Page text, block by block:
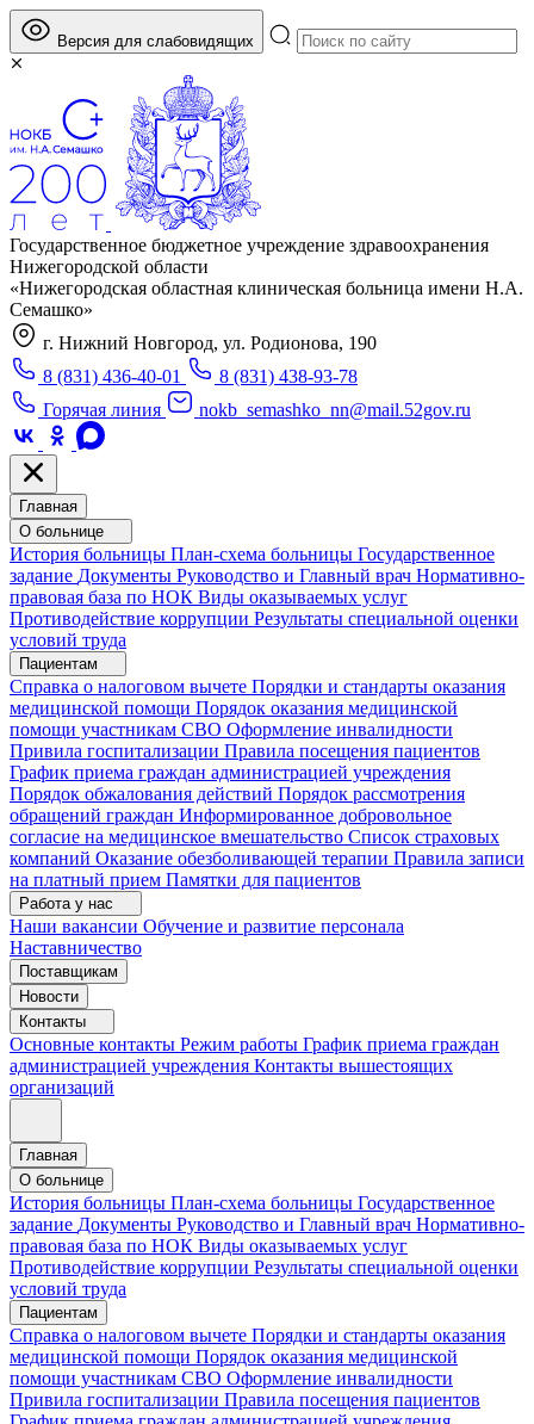
Версия для слабовидящих
Государственное бюджетное учреждение здравоохранения
Нижегородской области
«Нижегородская областная клиническая больница имени Н.А.
Семашко»
г. Нижний Новгород, ул. Родионова, 190
8 (831) 436-40-01
8 (831) 438-93-78
Горячая линия
nokb_semashko_nn@mail.52gov.ru
Главная
О больнице
История больницы План-схема больницы Государственное
задание Документы Руководство и Главный врач Нормативно-
правовая база по НОК Виды оказываемых услуг
Противодействие коррупции Результаты специальной оценки
условий труда
Пациентам
Справка о налоговом вычете Порядки и стандарты оказания
медицинской помощи Порядок оказания медицинской
помощи участникам СВО Оформление инвалидности
Привила госпитализации Правила посещения пациентов
График приема граждан администрацией учреждения
Порядок обжалования действий Порядок рассмотрения
обращений граждан Информированное добровольное
согласие на медицинское вмешательство Список страховых
компаний Оказание обезболивающей терапии Правила записи
на платный прием Памятки для пациентов
Работа у нас
Наши вакансии Обучение и развитие персонала
Наставничество
Поставщикам
Новости
Контакты
Основные контакты Режим работы График приема граждан
администрацией учреждения Контакты вышестоящих
организаций
Главная
О больнице
История больницы План-схема больницы Государственное
задание Документы Руководство и Главный врач Нормативно-
правовая база по НОК Виды оказываемых услуг
Противодействие коррупции Результаты специальной оценки
условий труда
Пациентам
Справка о налоговом вычете Порядки и стандарты оказания
медицинской помощи Порядок оказания медицинской
помощи участникам СВО Оформление инвалидности
Привила госпитализации Правила посещения пациентов